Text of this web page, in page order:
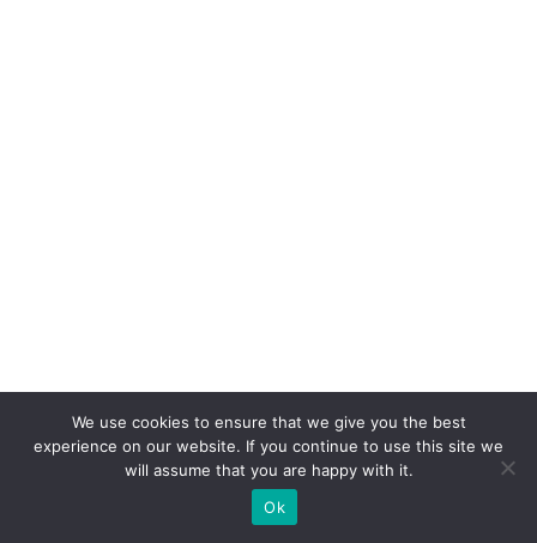
We use cookies to ensure that we give you the best
experience on our website. If you continue to use this site we
will assume that you are happy with it.
Ok